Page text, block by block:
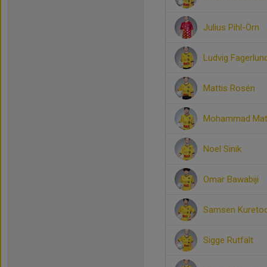
Julius Pihl-Örn
Ludvig
Mattis Rosén
Mohammad
Noel Sinik
Omar Bawabiji
Samsen
Sigge Rutfält